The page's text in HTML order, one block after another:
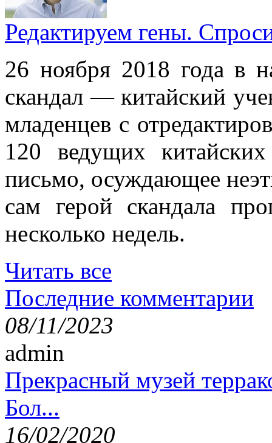
Редактируем гены.
26 ноября 2018 года в
скандал — китайский
младенцев с
120 ведущих
письмо, осуждающее
сам герой скандала
несколько недель.
Читать все
Последние комментарии
08/11/2023
admin
Прекрасный музей
Бол...
16/02/2020